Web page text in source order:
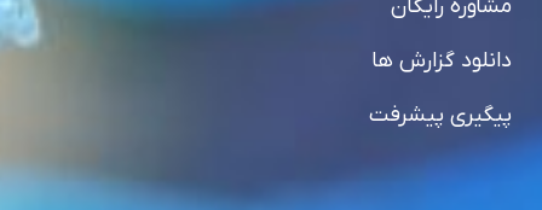
مشاوره رایگان
دانلود گزارش ها
پیگیری پیشرفت